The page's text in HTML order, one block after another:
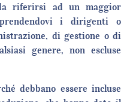
riferirsi ad un maggior
i dirigenti o
di gestione o di
genere, non escluse
debbano essere incluse